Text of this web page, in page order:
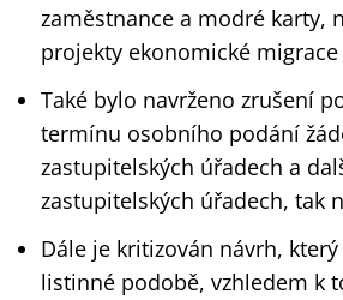
zaměstnance a modré karty,
projekty ekonomické
Také bylo navrženo zrušení
termínu osobního podání
zastupitelských úřadech a
zastupitelských úřadech, tak
Dále je kritizován návrh,
listinné podobě, vzhledem k